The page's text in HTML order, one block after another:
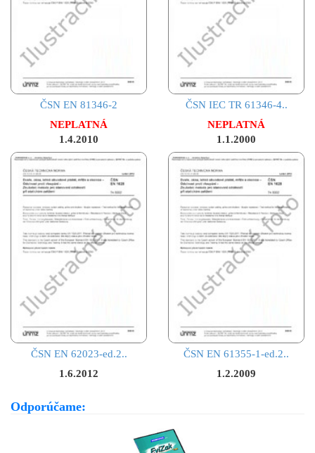
ČSN EN 81346-2
NEPLATNÁ
1.4.2010
ČSN IEC TR 61346-4..
NEPLATNÁ
1.1.2000
ČSN EN 62023-ed.2..
1.6.2012
ČSN EN 61355-1-ed.2..
1.2.2009
Odporúčame: